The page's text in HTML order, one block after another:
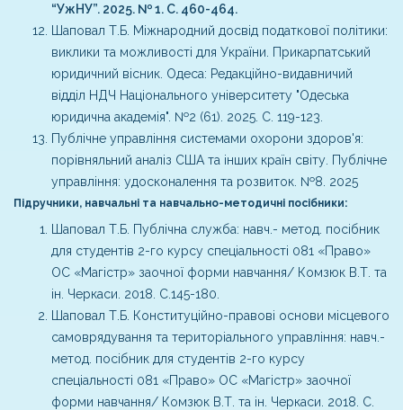
“УжНУ”. 2025. № 1. С. 460-464.
Шаповал Т.Б. Міжнародний досвід податкової політики:
виклики та можливості для України. Прикарпатський
юридичний вісник. Одеса: Редакційно-видавничий
відділ НДЧ Національного університету "Одеська
юридична академія". №2 (61). 2025. С. 119-123.
Публічне управління системами охорони здоров'я:
порівняльний аналіз США та інших країн світу. Публічне
управління: удосконалення та розвиток. №8. 2025
Підручники, навчальні та навчально-методичні посібники:
Шаповал Т.Б. Публічна служба: навч.- метод. посібник
для студентів 2-го курсу спеціальності 081 «Право»
ОС «Магістр» заочної форми навчання/ Комзюк В.Т. та
ін. Черкаси. 2018. С.145-180.
Шаповал Т.Б. Конституційно-правові основи місцевого
самоврядування та територіального управління: навч.-
метод. посібник для студентів 2-го курсу
спеціальності 081 «Право» ОС «Магістр» заочної
форми навчання/ Комзюк В.Т. та ін. Черкаси. 2018. С.